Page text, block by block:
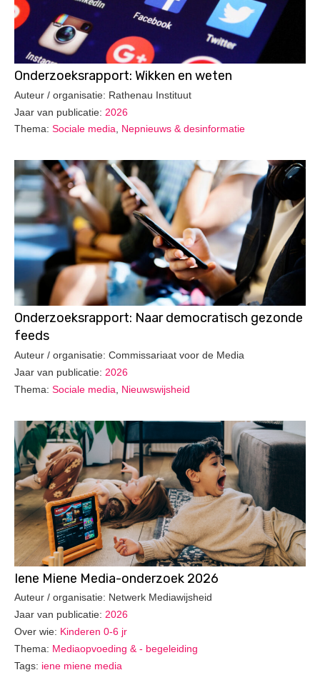
Onderzoeksrapport: Wikken en weten
Auteur / organisatie: Rathenau Instituut
Jaar van publicatie: 2026
Thema: Sociale media, Nepnieuws & desinformatie
Onderzoeksrapport: Naar democratisch gezonde
feeds
Auteur / organisatie: Commissariaat voor de Media
Jaar van publicatie: 2026
Thema: Sociale media Nieuwswijsheid
Iene Miene Media-onderzoek 2026
Auteur / organisatie: Netwerk Mediawijsheid
Jaar van publicatie: 2026
Over wie: Kinderen 0-6 jr
Thema: Mediaopvoeding & - begeleiding
Tags: iene miene media